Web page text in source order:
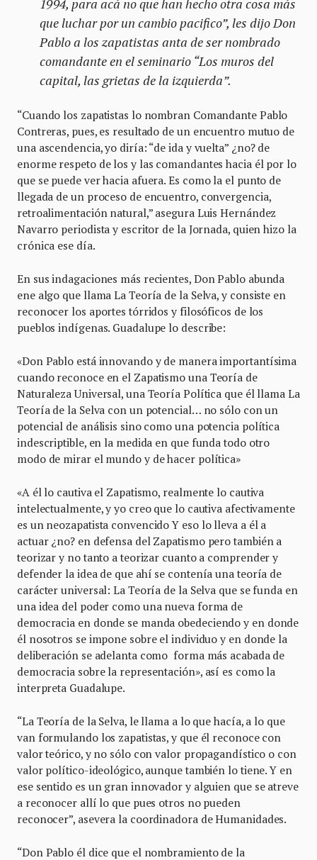
que luchar por un cambio pacifico”, les dijo Don
Pablo a los zapatistas anta de ser nombrado
comandante en el seminario “Los muros del
capital, las grietas de la izquierda”.
“Cuando los zapatistas lo nombran Comandante Pablo
Contreras, pues, es resultado de un encuentro mutuo de
una ascendencia, yo diría: “de ida y vuelta” ¿no? de
enorme respeto de los y las comandantes hacia él por lo
que se puede ver hacia afuera. Es como la el punto de
llegada de un proceso de encuentro, convergencia,
retroalimentación natural,” asegura Luis Hernández
Navarro periodista y escritor de la Jornada, quien hizo la
crónica ese día.
En sus indagaciones más recientes, Don Pablo abunda
ene algo que llama La Teoría de la Selva, y consiste en
reconocer los aportes tórridos y filosóficos de los
pueblos indígenas. Guadalupe lo describe:
«Don Pablo está innovando y de manera importantísima
cuando reconoce en el Zapatismo una Teoría de
Naturaleza Universal, una Teoría Política que él llama La
Teoría de la Selva con un potencial… no sólo con un
potencial de análisis sino como una potencia política
indescriptible, en la medida en que funda todo otro
modo de mirar el mundo y de hacer política»
«A él lo cautiva el Zapatismo, realmente lo cautiva
intelectualmente, y yo creo que lo cautiva afectivamente
es un neozapatista convencido Y eso lo lleva a él a
actuar ¿no? en defensa del Zapatismo pero también a
teorizar y no tanto a teorizar cuanto a comprender y
defender la idea de que ahí se contenía una teoría de
carácter universal: La Teoría de la Selva que se funda en
una idea del poder como una nueva forma de
democracia en donde se manda obedeciendo y en donde
él nosotros se impone sobre el individuo y en donde la
deliberación se adelanta como forma más acabada de
democracia sobre la representación», así es como la
interpreta Guadalupe.
“La Teoría de la Selva, le llama a lo que hacía, a lo que
van formulando los zapatistas, y que él reconoce con
valor teórico, y no sólo con valor propagandístico o con
valor político-ideológico, aunque también lo tiene. Y en
ese sentido es un gran innovador y alguien que se atreve
a reconocer allí lo que pues otros no pueden
reconocer”, asevera la coordinadora de Humanidades.
“Don Pablo él dice que el nombramiento de la